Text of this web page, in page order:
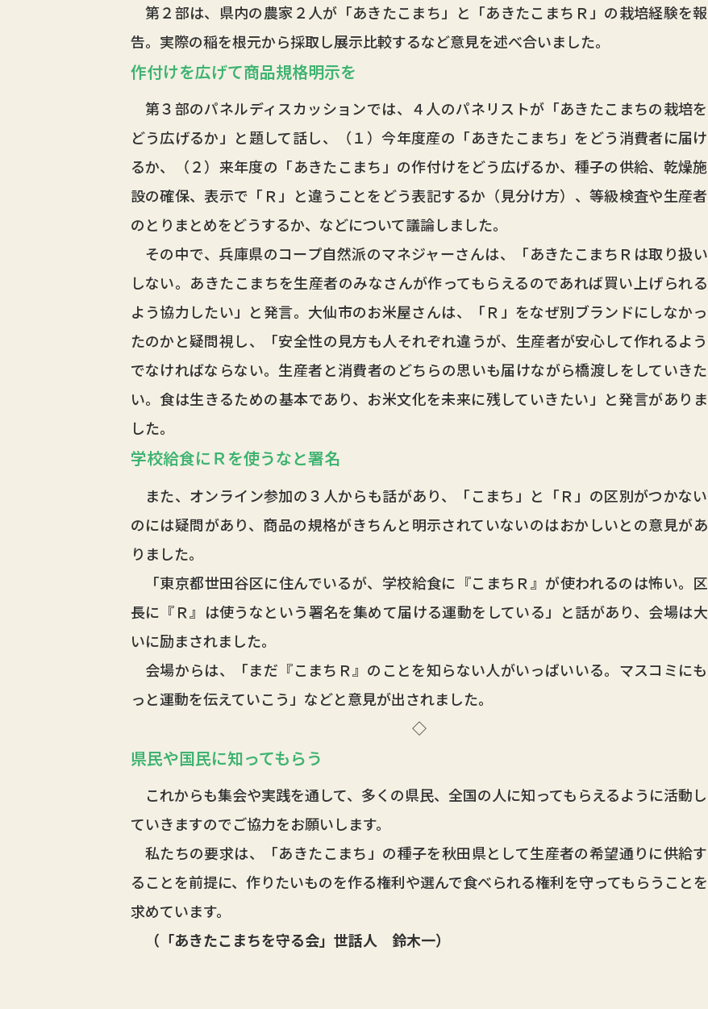
第２部は、県内の農家２人が「あきたこまち」と「あきたこまちＲ」の栽培経験を報
告。実際の稲を根元から採取し展示比較するなど意見を述べ合いました。
作付けを広げて商品規格明示を
第３部のパネルディスカッションでは、４人のパネリストが「あきたこまちの栽培を
どう広げるか」と題して話し、（１）今年度産の「あきたこまち」をどう消費者に届け
るか、（２）来年度の「あきたこまち」の作付けをどう広げるか、種子の供給、乾燥施
設の確保、表示で「Ｒ」と違うことをどう表記するか（見分け方）、等級検査や生産者
のとりまとめをどうするか、などについて議論しました。
その中で、兵庫県のコープ自然派のマネジャーさんは、「あきたこまちＲは取り扱い
しない。あきたこまちを生産者のみなさんが作ってもらえるのであれば買い上げられる
よう協力したい」と発言。大仙市のお米屋さんは、「Ｒ」をなぜ別ブランドにしなかっ
たのかと疑問視し、「安全性の見方も人それぞれ違うが、生産者が安心して作れるよう
でなければならない。生産者と消費者のどちらの思いも届けながら橋渡しをしていきた
い。食は生きるための基本であり、お米文化を未来に残していきたい」と発言がありま
した。
学校給食にＲを使うなと署名
また、オンライン参加の３人からも話があり、「こまち」と「Ｒ」の区別がつかない
のには疑問があり、商品の規格がきちんと明示されていないのはおかしいとの意見があ
りました。
「東京都世田谷区に住んでいるが、学校給食に『こまちＲ』が使われるのは怖い。区
長に『Ｒ』は使うなという署名を集めて届ける運動をしている」と話があり、会場は大
いに励まされました。
会場からは、「まだ『こまちＲ』のことを知らない人がいっぱいいる。マスコミにも
っと運動を伝えていこう」などと意見が出されました。
◇
県民や国民に知ってもらう
これからも集会や実践を通して、多くの県民、全国の人に知ってもらえるように活動し
ていきますのでご協力をお願いします。
私たちの要求は、「あきたこまち」の種子を秋田県として生産者の希望通りに供給す
ることを前提に、作りたいものを作る権利や選んで食べられる権利を守ってもらうことを
求めています。
（「あきたこまちを守る会」世話人 鈴木一）